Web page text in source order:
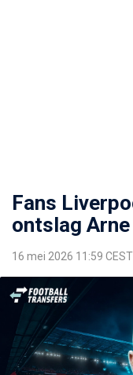
Fans
ontslag
16 mei 2026 11:59 CEST